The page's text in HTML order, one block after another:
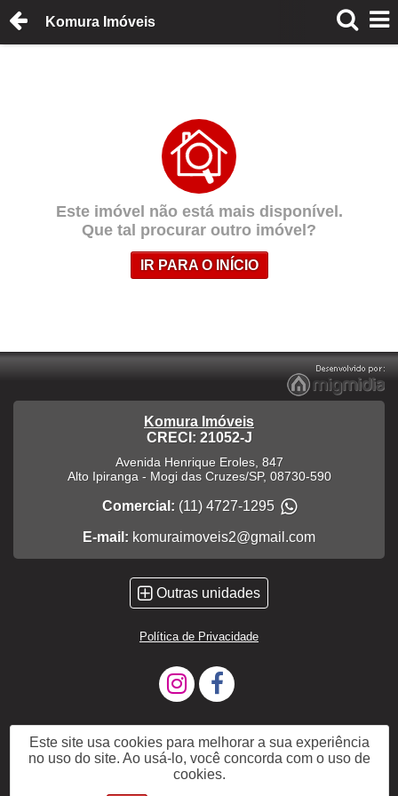
Komura Imóveis
Este imóvel não está mais disponível.
Que tal procurar outro imóvel?
IR PARA O INÍCIO
Komura Imóveis
CRECI: 21052-J
Avenida Henrique Eroles, 847
Alto Ipiranga - Mogi das Cruzes/SP, 08730-590
Comercial: (11) 4727-1295
E-mail: komuraimoveis2@gmail.com
Outras unidades
Política de Privacidade
Este site usa cookies para melhorar a sua experiência
no uso do site. Ao usá-lo, você concorda com o uso de
cookies.